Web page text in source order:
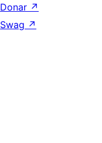
Donar ↗
Swag ↗